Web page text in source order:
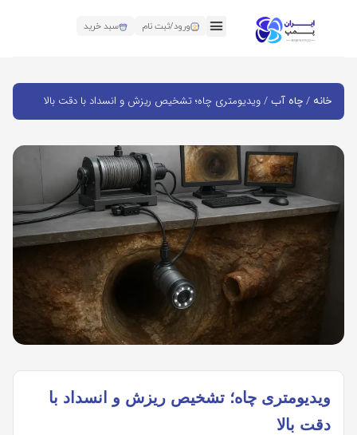
ورود/ثبت نام سبد خرید
خانه / چاه آب / ویدیومتری چاه؛ تشخیص ریزش و انسداد با دقت بالا
ویدیومتری چاه؛ تشخیص ریزش و انسداد با
دقت بالا